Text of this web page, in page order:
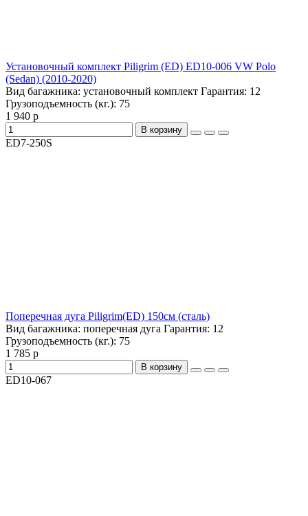
Установочный комплект Piligrim (ED) ED10-006 VW Polo
(Sedan) (2010-2020)
Вид багажника: установочный комплект Гарантия: 12
Грузоподъемность (кг.): 75
1 940 р
В корзину
ED7-250S
Поперечная дуга Piligrim(ED) 150см (сталь)
Вид багажника: поперечная дуга Гарантия: 12
Грузоподъемность (кг.): 75
1 785 р
В корзину
ED10-067